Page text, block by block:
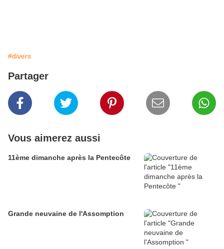
#divers
Partager
Vous aimerez aussi
11ème dimanche après la Pentecôte
Grande neuvaine de l'Assomption